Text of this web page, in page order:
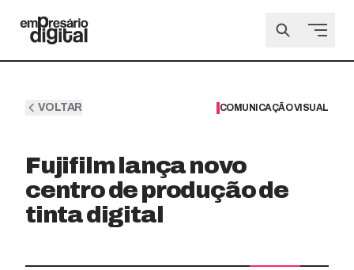
VOLTAR COMUNICAÇÃO VISUAL
Fujifilm lança novo
centro de produção de
tinta digital